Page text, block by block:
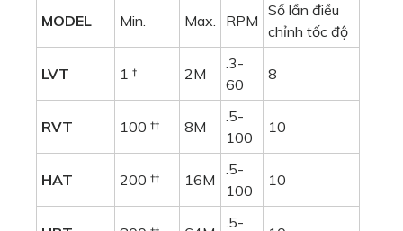
MODEL Min. Max. RPM
Số lần điều
chỉnh tốc độ
LVT 1 † 2M
.3-
60
8
RVT 100 †† 8M
.5-
100
10
HAT 200 †† 16M
.5-
100
10
.5-